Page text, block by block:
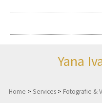
Yana
Home > Services > Fotografie &